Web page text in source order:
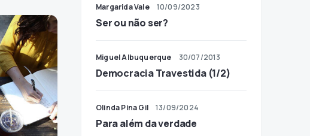
Margarida Vale 10/09/2023
Ser ou não ser?
Miguel Albuquerque 30/07/2013
Democracia Travestida (1/2)
Olinda Pina Gil 13/09/2024
Para além da verdade